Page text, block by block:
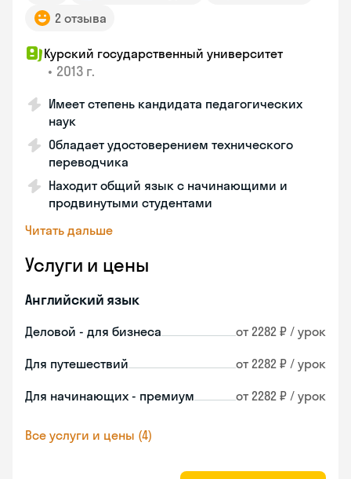
2 отзыва
Курский государственный университет
• 2013 г.
Имеет степень кандидата педагогических
наук
Обладает удостоверением технического
переводчика
Находит общий язык с начинающими и
продвинутыми студентами
Читать дальше
Услуги и цены
Английский язык
Деловой - для бизнеса от 2282 ₽ / урок
Для путешествий от 2282 ₽ / урок
Для начинающих - премиум от 2282 ₽ / урок
Все услуги и цены (4)